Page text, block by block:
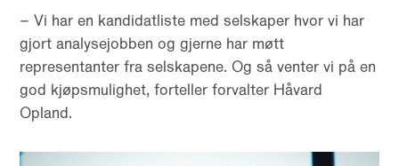
– Vi har en kandidatliste med selskaper hvor vi har
gjort analysejobben og gjerne har møtt
representanter fra selskapene. Og så venter vi på en
god kjøpsmulighet, forteller forvalter Håvard
Opland.